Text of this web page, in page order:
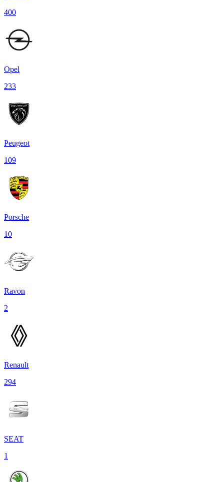
400
Opel
233
Peugeot
109
Porsche
10
Ravon
2
Renault
294
SEAT
1